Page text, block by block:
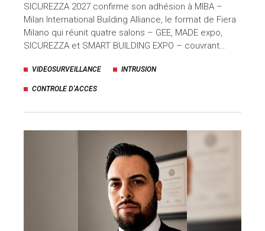
SICUREZZA 2027 confirme son adhésion à MIBA –
Milan International Building Alliance, le format de Fiera
Milano qui réunit quatre salons – GEE, MADE expo,
SICUREZZA et SMART BUILDING EXPO – couvrant…
VIDEOSURVEILLANCE INTRUSION
CONTROLE D’ACCES